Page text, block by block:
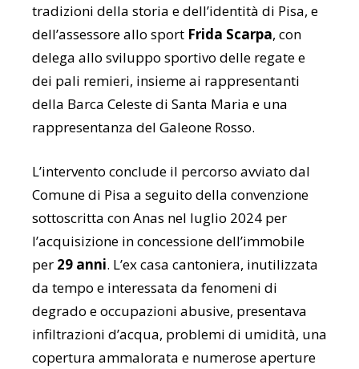
tradizioni della storia e dell’identità di Pisa, e
dell’assessore allo sport Frida Scarpa, con
delega allo sviluppo sportivo delle regate e
dei pali remieri, insieme ai rappresentanti
della Barca Celeste di Santa Maria e una
rappresentanza del Galeone Rosso.
L’intervento conclude il percorso avviato dal
Comune di Pisa a seguito della convenzione
sottoscritta con Anas nel luglio 2024 per
l’acquisizione in concessione dell’immobile
per 29 anni. L’ex casa cantoniera, inutilizzata
da tempo e interessata da fenomeni di
degrado e occupazioni abusive, presentava
infiltrazioni d’acqua, problemi di umidità, una
copertura ammalorata e numerose aperture